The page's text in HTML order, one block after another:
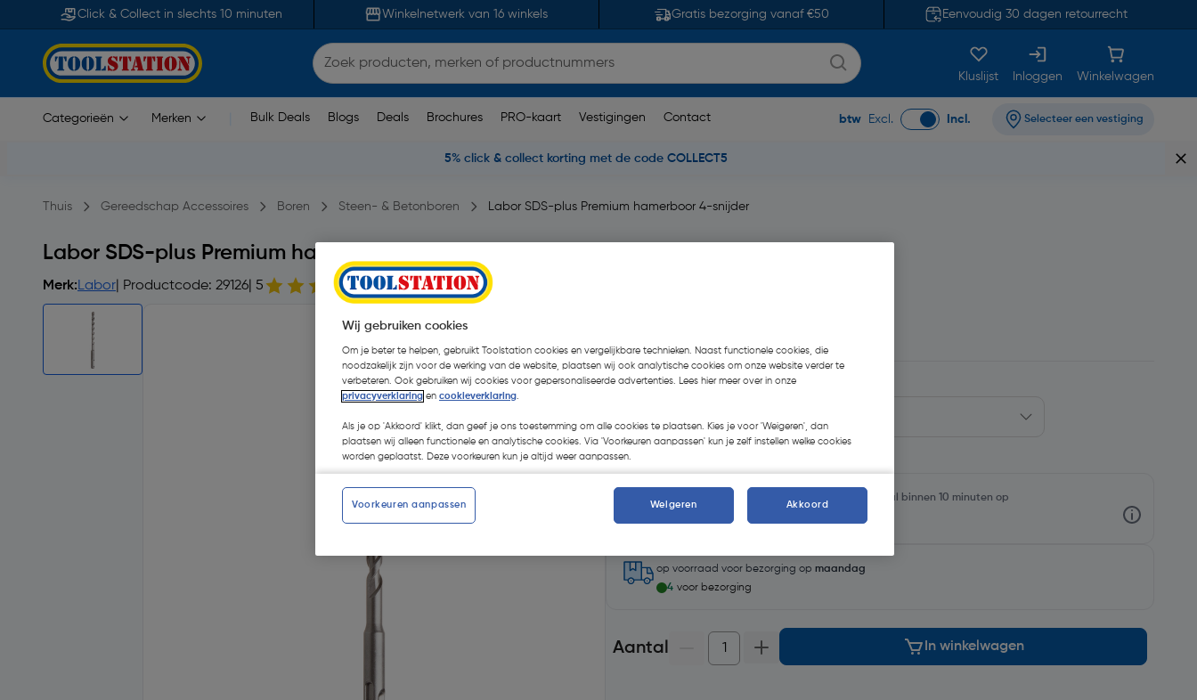
Click & Collect in slechts 10 minuten Winkelnetwerk van 16 winkels Gratis bezorging vanaf €50 Eenvoudig 30 dagen retourrecht
Kluslijst Inloggen Winkelwagen
Categorieën Merken Bulk Deals Blogs Deals Brochures PRO-kaart Vestigingen Contact btw Excl. Incl. Selecteer een vestiging
5% click & collect korting met de code COLLECT5
Thuis Gereedschap Accessoires Boren Steen- & Betonboren Labor SDS-plus Premium hamerboor 4-snijder
Labor SDS-plus Premium hamerboor 4-snijder 16x310mm
Merk:Labor | Productcode: 29126 | 5 49 beoordelingen| Stuk
Kies productvariant(27)
Selecteer winkel - Bekijk voorraadniveaus en haal binnen 10 minuten op
Selecteer vestiging
op voorraad voor bezorging op maandag
4 voor bezorging
Aantal In winkelwagen
Wij gebruiken cookies
Om je beter te helpen, gebruikt Toolstation cookies en vergelijkbare technieken. Naast functionele cookies, die
noodzakelijk zijn voor de werking van de website, plaatsen wij ook analytische cookies om onze website verder te
verbeteren. Ook gebruiken wij cookies voor gepersonaliseerde advertenties. Lees hier meer over in onze
privacyverklaring en cookieverklaring.
Als je op 'Akkoord' klikt, dan geef je ons toestemming om alle cookies te plaatsen. Kies je voor 'Weigeren', dan
plaatsen wij alleen functionele en analytische cookies. Via 'Voorkeuren aanpassen' kun je zelf instellen welke cookies
worden geplaatst. Deze voorkeuren kun je altijd weer aanpassen.
Voorkeuren aanpassen Weigeren Akkoord